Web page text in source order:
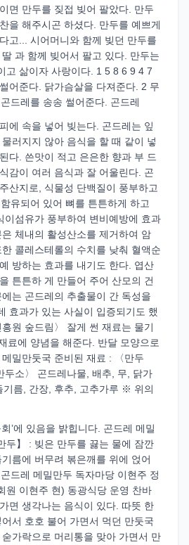
면 만두를 짖접 빚어 팔았다. 만두
을 해주시곤 하셨다. 만두를 예쁘게
고... 시어머니와 함께 빚던 만두를
과 함께 빚어서 팔고 있다. 만두는
고 삶이자 사랑이다. 1 5 8 6 9 4 7
어준다. 닭가슴살을 다져준다. 2 무
드레를 송송 썰어준다. 곤드레
에 속을 넣어 빚는다. 곤드레는 잎
러지지 않아 음식을 할 때 같이 넣
다. 쓴맛이 적고 은은한 향과 부 드
감이 여러 음식과 잘 어울린다. 곤
산지로, 식물성 단백질이 풍부하고
유되어 있어 뼈를 튼튼하게 하고
이섬유가 풍부하여 변비예방에 효과
체내의 활성산소를 제거하여 암
콜레스테롤의 수치를 낮춰 혈액순
방하는 효과를 내기도 한다. 엽산
튼튼하 게 만들어 주어 산모의 건
는 곤드레의 추출물이 간 독성을
효과가 있는 사실이 입증되기도 했
원 숲드림〉 잘게 썬 재료는 물기
료에 양념을 해준다. 반달 모양으로
밀만둣국 준비된 재료 : 〈만두
두소〉 곤드레나물, 배추, 무, 닭가
기름, 간장, 후추, 고추가루 ※ 위의
’에 있음을 밝힙니다. 곤드레 메밀
두】 : 빚은 만두를 끓는 물에 잠깐
름에 버무려 볶은깨를 위에 얹어
드레 메밀만두 독자마당 이현주 정
원 이현주 현) 동광식당 운영 찬바
면 생각나는 음식이 있다. 따뜻 한
서 호호 불어 가면서 먹던 만둣국
가락으로 머리통을 맞아 가면서 만